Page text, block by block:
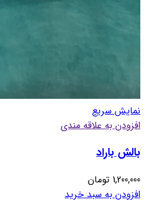
نمایش سریع
افزودن به علاقه مندی
بالش باراد
1,200,000 تومان
افزودن به سبد خرید